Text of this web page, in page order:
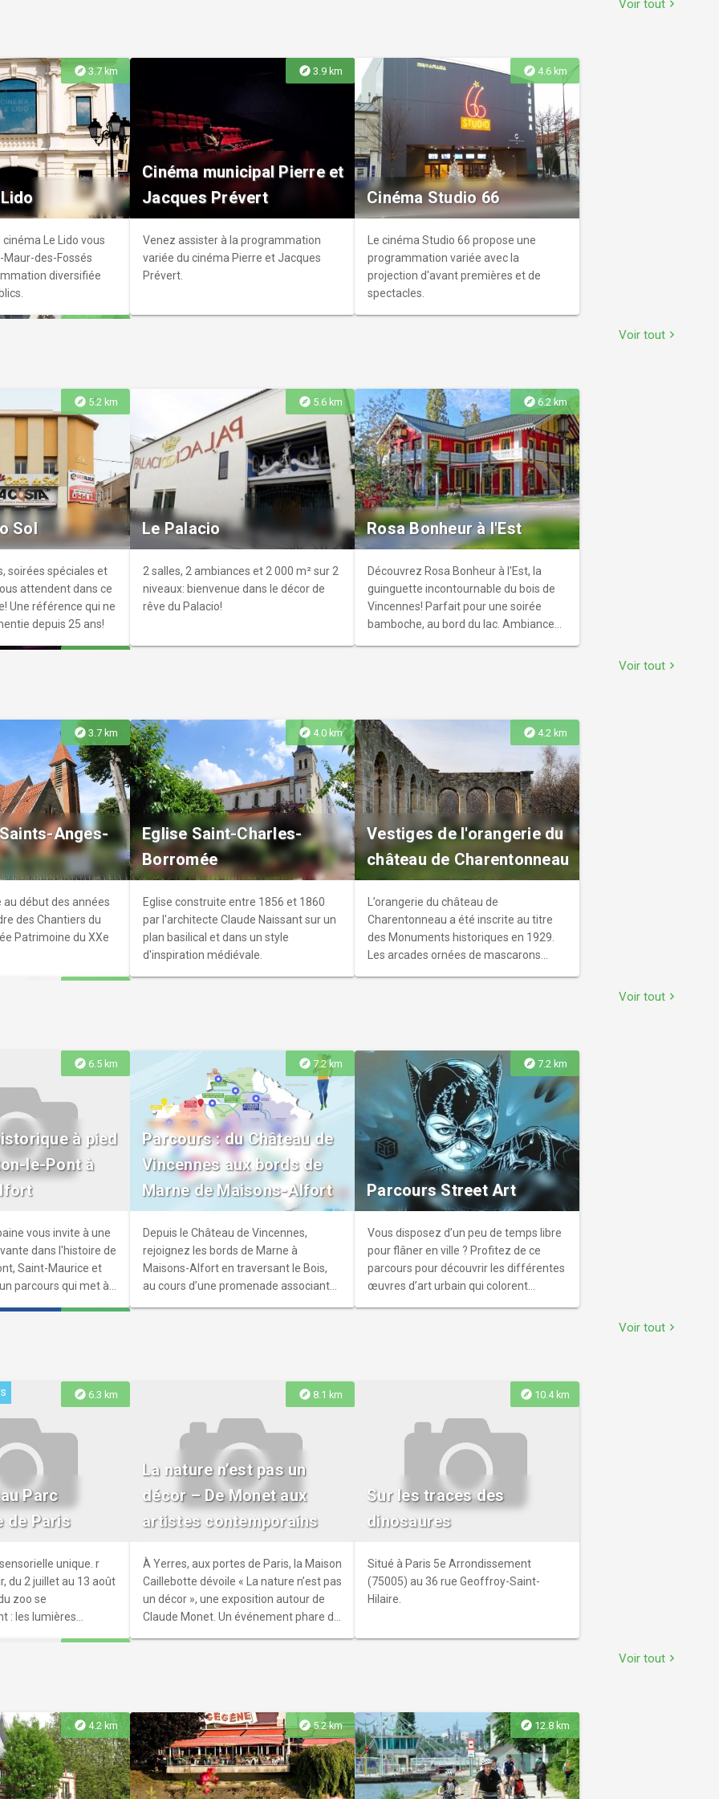
Paris
de Vincennes, à
de Joinville-le-
de Paris abrite une
d'exception.
Voir tout chevron_right
explore 3.7 km
Le Lido vous
des-Fossés
diversifiée
explore 3.9 km
Cinéma municipal Pierre et
Jacques Prévert
Venez assister à la programmation
variée du cinéma Pierre et Jacques
Prévert.
explore 4.6 km
Cinéma Studio 66
Le cinéma Studio 66 propose une
programmation variée avec la
projection d'avant premières et de
spectacles.
Palace
invite à profiter
dans ce bâtiment
Voir tout chevron_right
explore 5.2 km
Sol
soirées spéciales et
attendent dans ce
Une référence qui ne
depuis 25 ans!
explore 5.6 km
Le Palacio
2 salles, 2 ambiances et 2 000 m² sur 2
niveaux: bienvenue dans le décor de
rêve du Palacio!
explore 6.2 km
Rosa Bonheur à l'Est
Découvrez Rosa Bonheur à l'Est, la
guinguette incontournable du bois de
Vincennes! Parfait pour une soirée
bamboche, au bord du lac. Ambiance
discothèque de
danser tous les
latinos!
Voir tout chevron_right
explore 3.7 km
Anges-
au début des années
des Chantiers du
Patrimoine du XXe
explore 4.0 km
Eglise Saint-Charles-
Borromée
Eglise construite entre 1856 et 1860
par l'architecte Claude Naissant sur un
plan basilical et dans un style
d'inspiration médiévale.
explore 4.2 km
Vestiges de l'orangerie du
château de Charentonneau
L’orangerie du château de
Charentonneau a été inscrite au titre
des Monuments historiques en 1929.
Les arcades ornées de mascarons
Agnès
est un édifice
son histoire que par
durant la
néo-gothique
et de charme.
Voir tout chevron_right
explore 6.5 km
à pied
le-Pont à
vous invite à une
dans l'histoire de
Saint-Maurice et
parcours qui met à
explore 7.2 km
Parcours : du Château de
Vincennes aux bords de
Marne de Maisons-Alfort
Depuis le Château de Vincennes,
rejoignez les bords de Marne à
Maisons-Alfort en traversant le Bois,
au cours d’une promenade associant
explore 7.2 km
Parcours Street Art
Vous disposez d’un peu de temps libre
pour flâner en ville ? Profitez de ce
parcours pour découvrir les différentes
œuvres d’art urbain qui colorent
panneaux du
heure ou deux
ville ?r r Partez à la
et son
historiques
quartiers.
Voir tout chevron_right
explore 6.3 km
Parc
de Paris
unique. r
du 2 juillet au 13 août
zoo se
: les lumières
explore 8.1 km
La nature n’est pas un
décor – De Monet aux
artistes contemporains
À Yerres, aux portes de Paris, la Maison
Caillebotte dévoile « La nature n’est pas
un décor », une exposition autour de
Claude Monet. Un événement phare du
explore 10.4 km
Sur les traces des
dinosaures
Situé à Paris 5e Arrondissement
(75005) au 36 rue Geoffroy-Saint-
Hilaire.
millénaire du
Voir tout chevron_right
explore 4.2 km explore5.2 km explore 12.8 km